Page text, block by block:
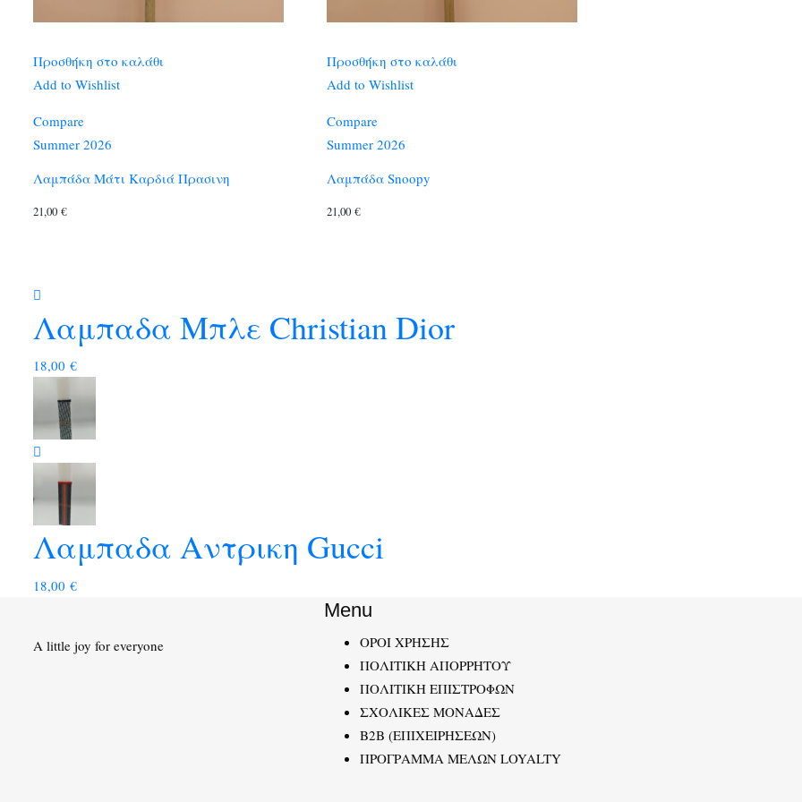
Προσθήκη στο καλάθι
Add to Wishlist
Compare
Summer 2026
Λαμπάδα Μάτι Καρδιά Πρασινη
21,00 €
Προσθήκη στο καλάθι
Add to Wishlist
Compare
Summer 2026
Λαμπάδα Snoopy
21,00€
Λαμπαδα Μπλε Christian Dior
18,00 €
Λαμπαδα Αντρικη Gucci
18,00 €
A little joy for everyone
Menu
ΟΡΟΙ ΧΡΗΣΗΣ
ΠΟΛΙΤΙΚΗ ΑΠΟΡΡΗΤΟΥ
ΠΟΛΙΤΙΚΗ ΕΠΙΣΤΡΟΦΩΝ
ΣΧΟΛΙΚΕΣ ΜΟΝΑΔΕΣ
B2B (ΕΠΙΧΕΙΡΗΣΕΩΝ)
ΠΡΟΓΡΑΜΜΑ ΜΕΛΩΝ LOYALTY